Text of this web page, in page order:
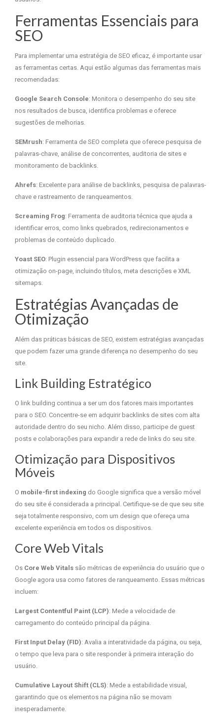
Ferramentas Essenciais para
SEO
Para implementar uma estratégia de SEO eficaz, é importante usar
as ferramentas certas. Aqui estão algumas das ferramentas mais
recomendadas:
Google Search Console: Monitora o desempenho do seu site
nos resultados de busca, identifica problemas e oferece
sugestões de melhorias.
SEMrush: Ferramenta de SEO completa que oferece pesquisa de
palavras-chave, análise de concorrentes, auditoria de sites e
monitoramento de backlinks.
Ahrefs: Excelente para análise de backlinks, pesquisa de palavras-
chave e rastreamento de ranqueamentos.
Screaming Frog: Ferramenta de auditoria técnica que ajuda a
identificar erros, como links quebrados, redirecionamentos e
problemas de conteúdo duplicado.
Yoast SEO: Plugin essencial para WordPress que facilita a
otimização on-page, incluindo títulos, meta descrições e XML
sitemaps.
Estratégias Avançadas de
Otimização
Além das práticas básicas de SEO, existem estratégias avançadas
que podem fazer uma grande diferença no desempenho do seu
site.
Link Building Estratégico
O link building continua a ser um dos fatores mais importantes
para o SEO. Concentre-se em adquirir backlinks de sites com alta
autoridade dentro do seu nicho. Além disso, participe de guest
posts e colaborações para expandir a rede de links do seu site.
Otimização para Dispositivos
Móveis
O mobile-first indexing do Google significa que a versão móvel
do seu site é considerada a principal. Certifique-se de que seu site
seja totalmente responsivo, com um design que ofereça uma
excelente experiência em todos os dispositivos.
Core Web Vitals
Os Core Web Vitals são métricas de experiência do usuário que o
Google agora usa como fatores de ranqueamento. Essas métricas
incluem:
Largest Contentful Paint (LCP): Mede a velocidade de
carregamento do conteúdo principal da página.
First Input Delay (FID): Avalia a interatividade da página, ou seja,
o tempo que leva para o site responder à primeira interação do
usuário.
Cumulative Layout Shift (CLS): Mede a estabilidade visual,
garantindo que os elementos na página não se movam
inesperadamente.